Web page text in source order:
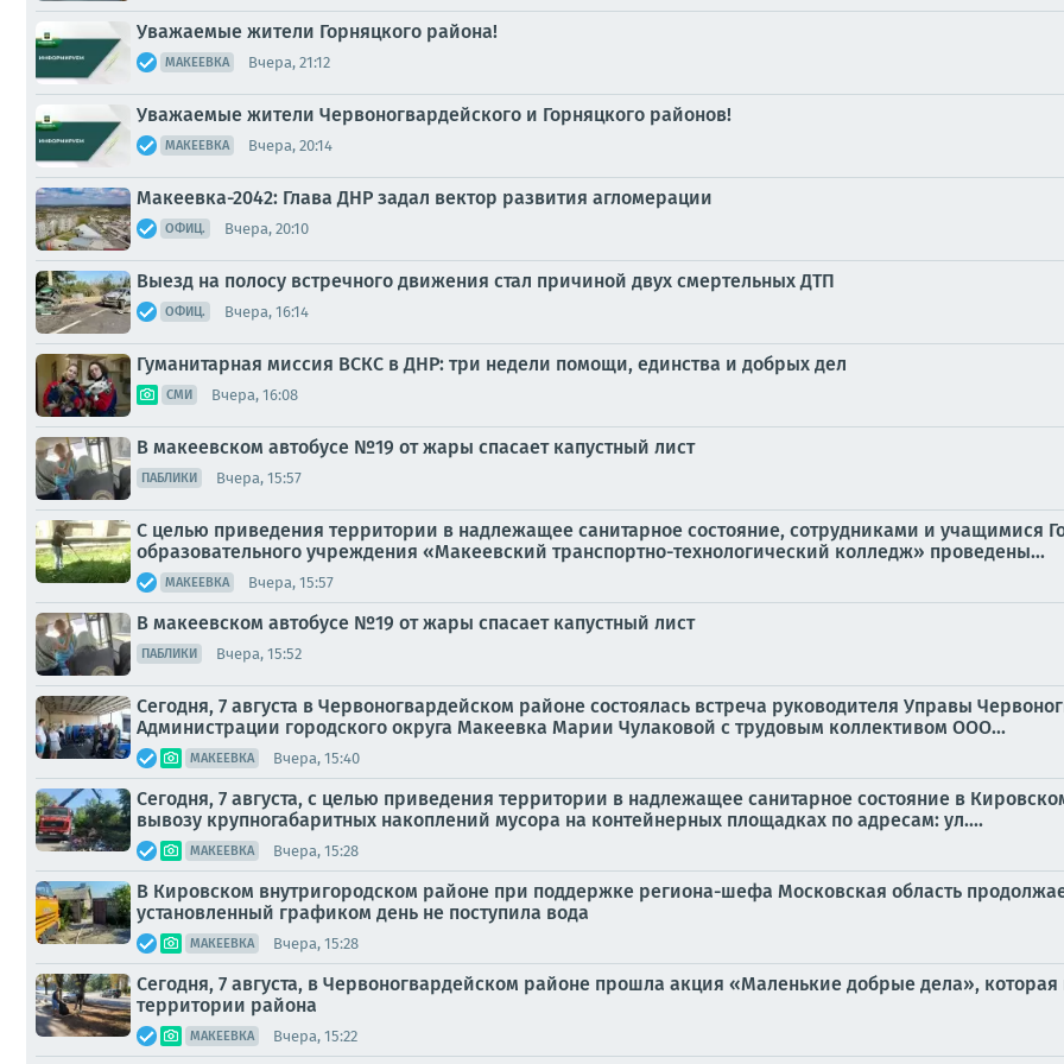
Уважаемые жители Горняцкого района!
МАКЕЕВКА Вчера, 21:12
Уважаемые жители Червоногвардейского и Горняцкого районов!
МАКЕЕВКА Вчера, 20:14
Макеевка-2042: Глава ДНР задал вектор развития агломерации
ОФИЦ. Вчера, 20:10
Выезд на полосу встречного движения стал причиной двух смертельных ДТП
ОФИЦ. Вчера, 16:14
Гуманитарная миссия ВСКС в ДНР: три недели помощи, единства и добрых дел
СМИ Вчера, 16:08
В макеевском автобусе №19 от жары спасает капустный лист
ПАБЛИКИ Вчера, 15:57
С целью приведения территории в надлежащее санитарное состояние, сотрудниками и учащимися
образовательного учреждения «Макеевский транспортно-технологический колледж» проведены...
МАКЕЕВКА Вчера, 15:57
В макеевском автобусе №19 от жары спасает капустный лист
ПАБЛИКИ Вчера, 15:52
Сегодня, 7 августа в Червоногвардейском районе состоялась встреча руководителя Управы
Администрации городского округа Макеевка Марии Чулаковой с трудовым коллективом ООО...
МАКЕЕВКА Вчера, 15:40
Сегодня, 7 августа, с целью приведения территории в надлежащее санитарное состояние в
вывозу крупногабаритных накоплений мусора на контейнерных площадках по адресам: ул....
МАКЕЕВКА Вчера, 15:28
В Кировском внутригородском районе при поддержке региона-шефа Московская область
установленный графиком день не поступила вода
МАКЕЕВКА Вчера, 15:28
Сегодня, 7 августа, в Червоногвардейском районе прошла акция «Маленькие добрые дела»,
территории района
МАКЕЕВКА Вчера, 15:22